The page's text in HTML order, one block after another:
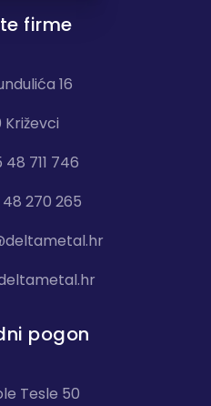
firme
16
48 711 746
48 270 265
pogon
Tesle 50